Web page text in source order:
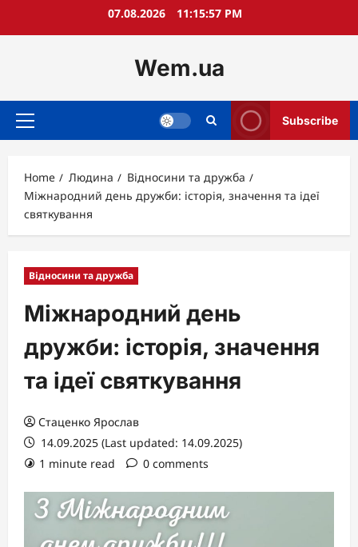
07.08.2026 11:15:58 PM
Wem.ua
Primary
Subscribe
Home Людина
Відносини та дружба
Міжнародний день дружби: історія, значення та ідеї
святкування
Відносини та дружба
Міжнародний день
дружби: історія, значення
та ідеї святкування
Стаценко Ярослав
14.09.2025 (Last updated: 14.09.2025)
1 minute read
0 comments